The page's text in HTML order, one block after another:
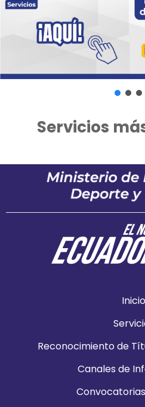
Servicios
Inicio
Reconocimiento de
Canales de